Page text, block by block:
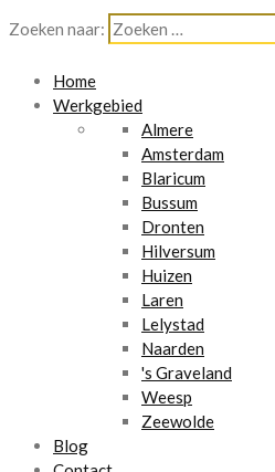
Zoeken naar:
Home
Werkgebied
Almere
Amsterdam
Blaricum
Bussum
Dronten
Hilversum
Huizen
Laren
Lelystad
Naarden
's Graveland
Weesp
Zeewolde
Blog